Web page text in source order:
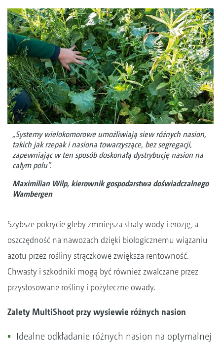
„Systemy wielokomorowe umożliwiają siew różnych nasion,
takich jak rzepak i nasiona towarzyszące, bez segregacji,
zapewniając w ten sposób doskonałą dystrybucję nasion na
całym polu”.
Maximilian Wilp, kierownik gospodarstwa doświadczalnego
Wambergen
Szybsze pokrycie gleby zmniejsza straty wody i erozję, a
oszczędność na nawozach dzięki biologicznemu wiązaniu
azotu przez rośliny strączkowe zwiększa rentowność.
Chwasty i szkodniki mogą być również zwalczane przez
przystosowane rośliny i pożyteczne owady.
Zalety MultiShoot przy wysiewie różnych nasion
Idealne odkładanie różnych nasion na optymalnej